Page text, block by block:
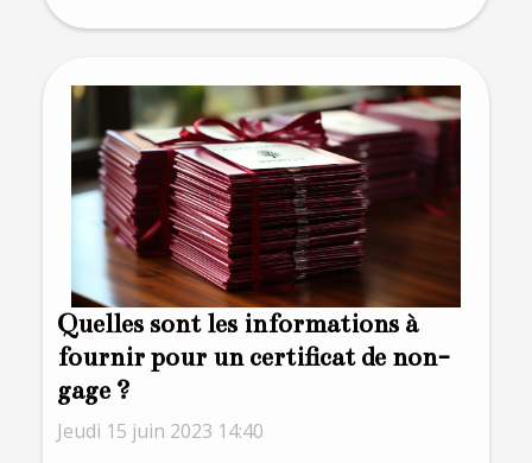
Quelles sont les informations à
fournir pour un certificat de non-
gage ?
Jeudi 15 juin 2023 14:40